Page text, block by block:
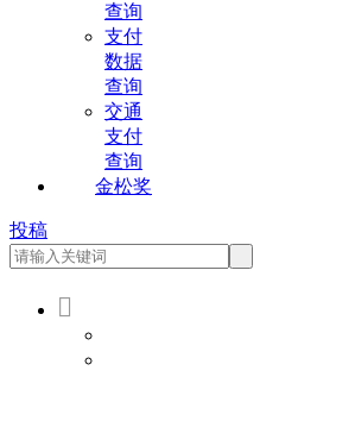
查询
支付
数据
查询
交通
支付
查询
金松奖
投稿
